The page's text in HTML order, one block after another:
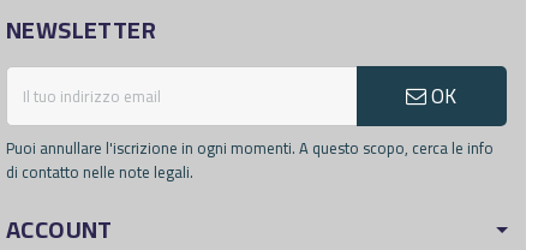
NEWSLETTER
OK
Puoi annullare l'iscrizione in ogni momenti. A questo scopo, cerca le info
di contatto nelle note legali.
ACCOUNT